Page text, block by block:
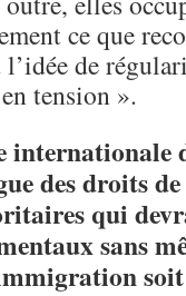
ce que
de
tension ».
internationale
des droits
qui
sans